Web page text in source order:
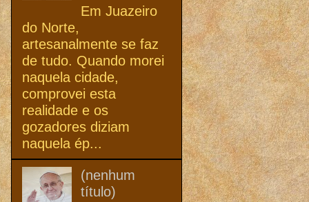
Em Juazeiro
do Norte,
artesanalmente se faz
de tudo. Quando morei
naquela cidade,
comprovei esta
realidade e os
gozadores diziam
naquela ép...
(nenhum
título)